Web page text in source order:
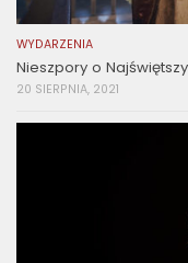
WYDARZENIA
Nieszpory o
20 SIERPNIA, 2021